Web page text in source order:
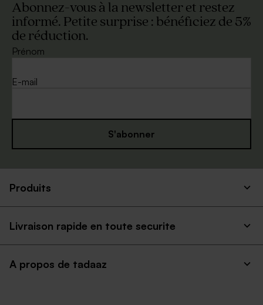
Abonnez-vous à la newsletter et restez
informé. Petite surprise : bénéficiez de 5%
de réduction.
Prénom
E-mail
S'abonner
Produits
Livraison rapide en toute securite
A propos de tadaaz